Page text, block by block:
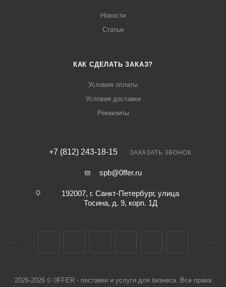
Новости
Статьи
КАК СДЕЛАТЬ ЗАКАЗ?
Условия оплаты
Условия доставки
Реквизиты
+7 (812) 243-18-15 ЗАКАЗАТЬ ЗВОНОК
spb@0ffer.ru
192007, г. Санкт-Петербург, улица
Тосина, д. 9, корп. 1Д
2026-2026 © 0FFER - поставки и услуги для бизнеса. Все права